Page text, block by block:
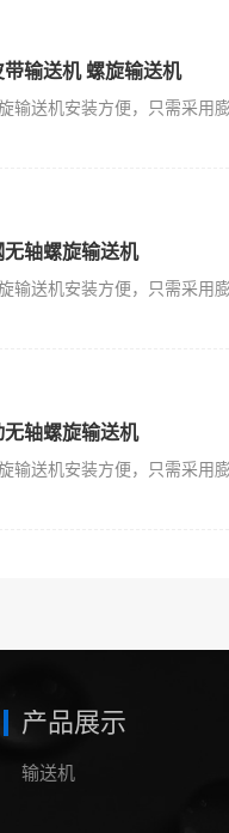
带输送机 螺旋输送机
无轴螺旋输送机
无轴螺旋输送机
产品展示
输送机